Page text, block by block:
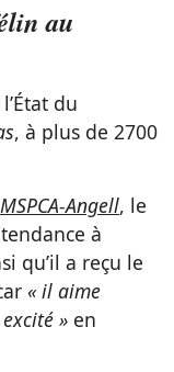
au
du
, à plus de 2700
MSPCA-Angell, le
à
qu’il a reçu le
« il aime
» en